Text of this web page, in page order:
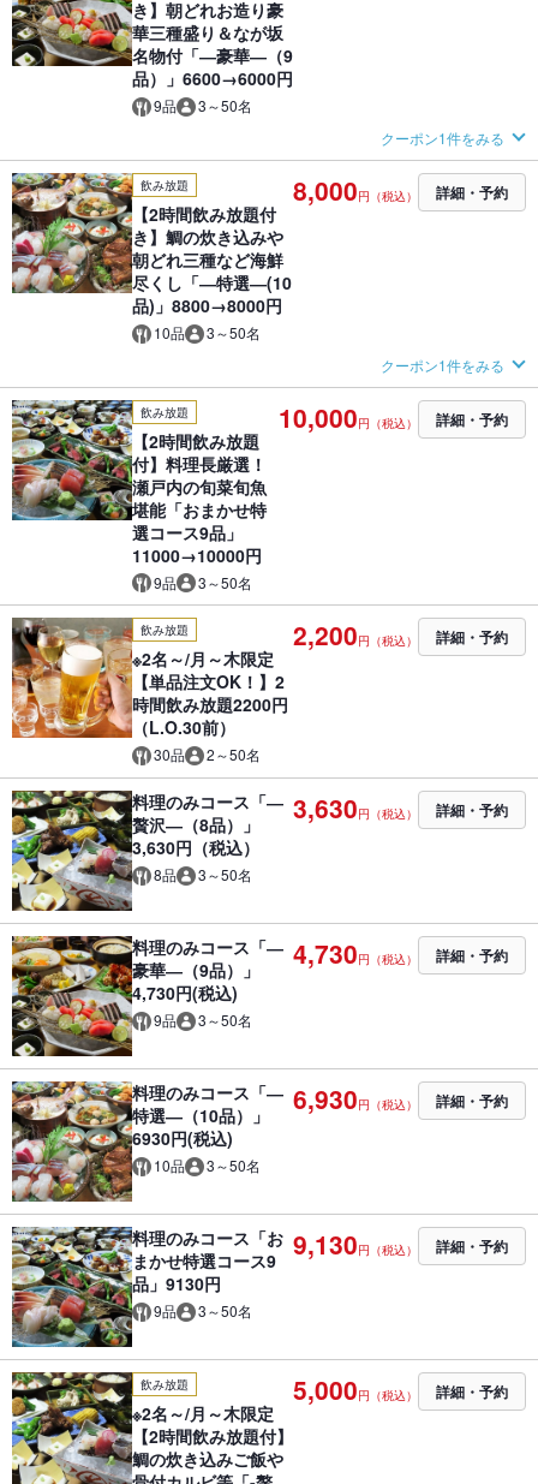
き】朝どれお造り豪
華三種盛り＆なが坂
名物付「―豪華―（9
品）」6600→6000円
9品 3～50名
クーポン1件をみる
飲み放題
【2時間飲み放題付
き】鯛の炊き込みや
朝どれ三種など海鮮
尽くし「―特選―(10
品)」8800→8000円
10品 3～50名
8,000円（税込） 詳細・予約
クーポン1件をみる
飲み放題
【2時間飲み放題
付】料理長厳選！
瀬戸内の旬菜旬魚
堪能「おまかせ特
選コース9品」
11000→10000円
9品 3～50名
10,000円（税込） 詳細・予約
飲み放題
※2名～/月～木限定
【単品注文OK！】2
時間飲み放題2200円
（L.O.30前）
30品 2～50名
2,200円（税込） 詳細・予約
料理のみコース「―
贅沢―（8品）」
3,630円（税込）
8品 3～50名
3,630円（税込） 詳細・予約
料理のみコース「―
豪華―（9品）」
4,730円(税込)
9品 3～50名
4,730円（税込） 詳細・予約
料理のみコース「―
特選―（10品）」
6930円(税込)
10品 3～50名
6,930円（税込） 詳細・予約
料理のみコース「お
まかせ特選コース9
品」9130円
9品 3～50名
9,130円（税込） 詳細・予約
飲み放題
※2名～/月～木限定
【2時間飲み放題付】
鯛の炊き込みご飯や
5,000円（税込） 詳細・予約